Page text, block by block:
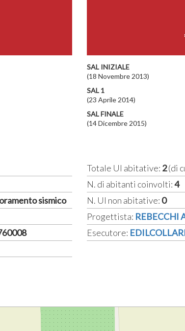
SAL INIZIALE
(18 Novembre 2013)
SAL 1
(23 Aprile 2014)
SAL FINALE
(14 Dicembre 2015)
sismico
Totale UI abitative: 2(di
N. di abitanti coinvolti:4
N. UI non abitative: 0
Progettista: REBECCHI
Esecutore: